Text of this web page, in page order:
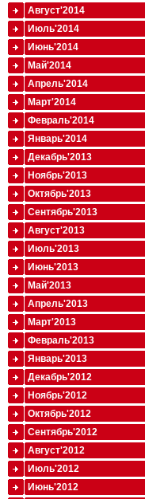
Август'2014
Июль'2014
Июнь'2014
Май'2014
Апрель'2014
Март'2014
Февраль'2014
Январь'2014
Декабрь'2013
Ноябрь'2013
Октябрь'2013
Сентябрь'2013
Август'2013
Июль'2013
Июнь'2013
Май'2013
Апрель'2013
Март'2013
Февраль'2013
Январь'2013
Декабрь'2012
Ноябрь'2012
Октябрь'2012
Сентябрь'2012
Август'2012
Июль'2012
Июнь'2012